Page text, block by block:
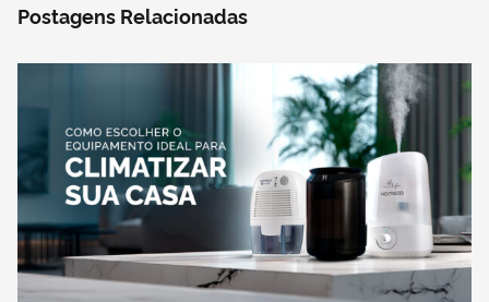
Postagens Relacionadas